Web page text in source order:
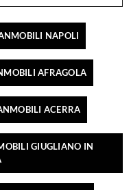
NAPOLI
AFRAGOLA
ACERRA
GIUGLIANO IN